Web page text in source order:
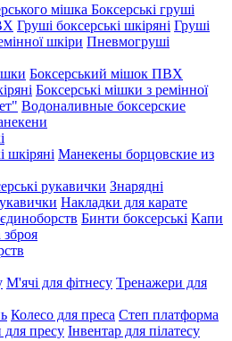
мішка Боксерські груші
Груші боксерські шкіряні Груші
шкіри Пневмогруші
Боксерський мішок ПВХ
Боксерські мішки з ремінної
Водоналивные боксерские
шкіряні Манекены борцовские из
рукавички Знарядні
Накладки для карате
Бинти боксерські Капи
М'ячі для фітнесу Тренажери для
Колесо для преса Степ платформа
пресу Інвентар для пілатесу